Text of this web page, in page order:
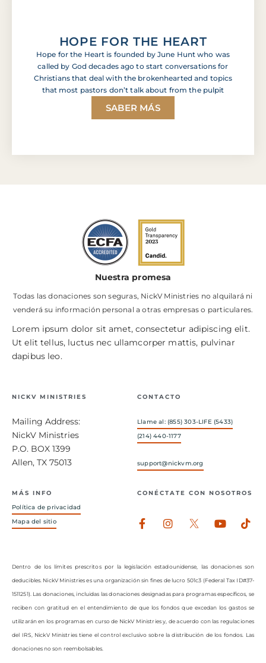
HOPE FOR THE HEART
Hope for the Heart is founded by June Hunt who was
called by God decades ago to start conversations for
Christians that deal with the brokenhearted and topics
that most pastors don’t talk about from the pulpit
SABER MÁS
Nuestra promesa
Todas las donaciones son seguras, NickV Ministries no alquilará ni
venderá su información personal a otras empresas o particulares.
Lorem ipsum dolor sit amet, consectetur adipiscing elit.
Ut elit tellus, luctus nec ullamcorper mattis, pulvinar
dapibus leo.
NICKV MINISTRIES
Mailing Address:
NickV Ministries
P.O. BOX 1399
Allen, TX 75013
CONTACTO
Llame al: (855) 303-LIFE (5433)
(214) 440-1177
support@nickvm.org
MÁS INFO
Política de privacidad
Mapa del sitio
CONÉCTATE CON NOSOTROS
Facebook-
Instagram
Dentro de los límites prescritos por la legislación estadounidense, las donaciones son
deducibles. NickV Ministries es una organización sin fines de lucro 501c3 (Federal Tax ID#37-
1511251). Las donaciones, incluidas las donaciones designadas para programas específicos, se
reciben con gratitud en el entendimiento de que los fondos que excedan los gastos se
utilizarán en los programas en curso de NickV Ministries y, de acuerdo con las regulaciones
del IRS, NickV Ministries tiene el control exclusivo sobre la distribución de los fondos. Las
donaciones no son reembolsables.